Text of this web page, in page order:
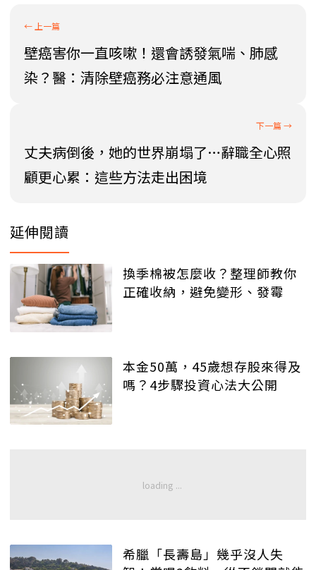
壁癌害你一直咳嗽！還會誘發氣喘、肺感
染？醫：清除壁癌務必注意通風
丈夫病倒後，她的世界崩塌了…辭職全心照
顧更心累：這些方法走出困境
延伸閱讀
換季棉被怎麼收？整理師教你
正確收納，避免變形、發霉
本金50萬，45歲想存股來得及
嗎？4步驟投資心法大公開
希臘「長壽島」幾乎沒人失